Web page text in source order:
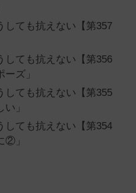
しても抗えない【第357
しても抗えない【第356
ズ」
しても抗えない【第355
」
しても抗えない【第354
②」